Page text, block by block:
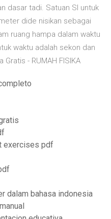
dasar tadi. Satuan SI untuk
dide nisikan sebagai
ruang hampa dalam waktu
waktu adalah sekon dan
- RUMAH FISIKA
exercises pdf
dalam bahasa indonesia